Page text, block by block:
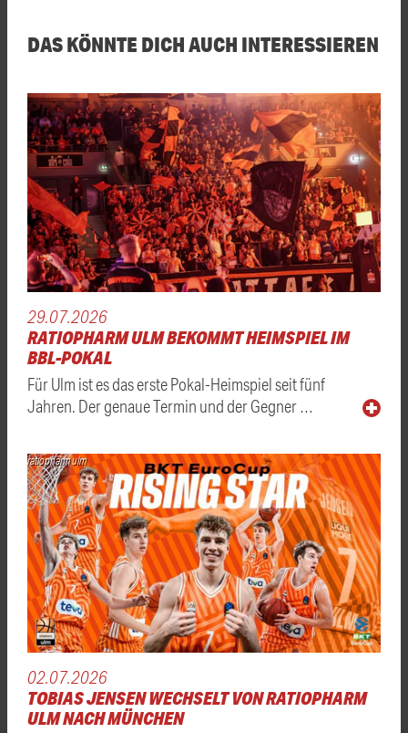
DAS KÖNNTE DICH AUCH INTERESSIEREN
29.07.2026
RATIOPHARM ULM BEKOMMT HEIMSPIEL IM
BBL-POKAL
Für Ulm ist es das erste Pokal-Heimspiel seit fünf
Jahren. Der genaue Termin und der Gegner …
ratiopharm ulm
02.07.2026
TOBIAS JENSEN WECHSELT VON RATIOPHARM
ULM NACH MÜNCHEN